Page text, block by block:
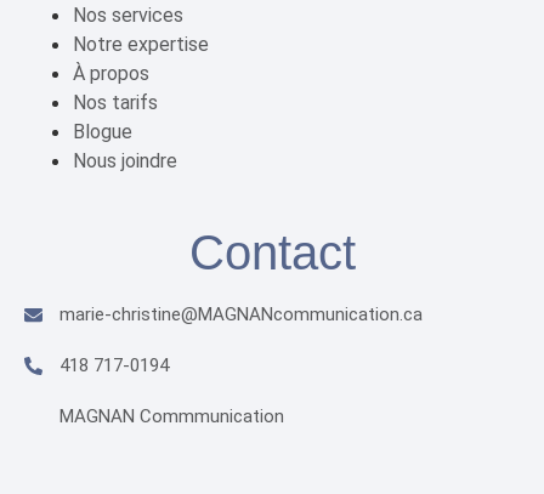
Nos services
Notre expertise
À propos
Nos tarifs
Blogue
Nous joindre
Contact
marie-christine@MAGNANcommunication.ca​
418 717-0194
MAGNAN Commmunication